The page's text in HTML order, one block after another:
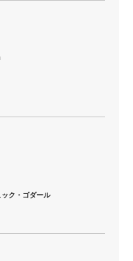
ク・ゴダール